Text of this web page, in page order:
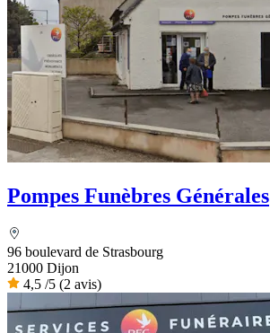
Pompes Funèbres Générales
96 boulevard de Strasbourg
21000 Dijon
4,5 /5 (2 avis)